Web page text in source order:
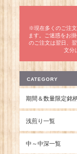
※現在多くのご注
ます。ご迷惑をお
のご注文は翌日、
文分
CATEGORY
期間＆数量限定銘
浅煎り一覧
中～中深一覧